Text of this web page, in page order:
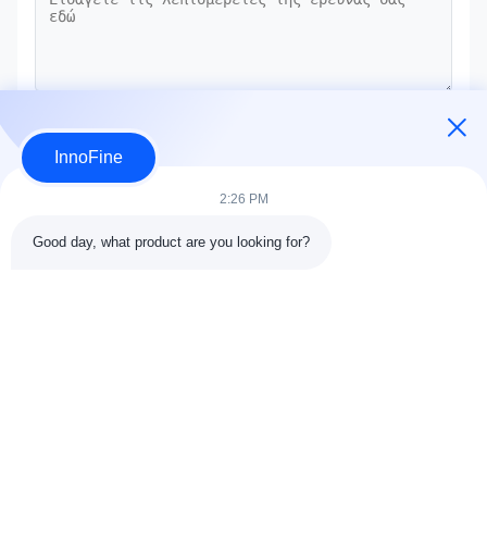
InnoFine
2:26 PM
Good day, what product are you looking for?